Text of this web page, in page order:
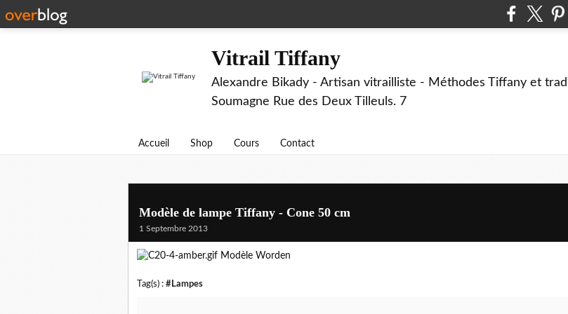
Vitrail Tiffany
Alexandre Bikady - Artisan vitrailliste - Méthodes Tiffany et
Soumagne Rue des Deux Tilleuls. 7
Accueil Shop Cours Contact
Modèle de lampe Tiffany - Cone 50 cm
1 Septembre 2013
Modèle Worden
Tag(s) : #Lampes